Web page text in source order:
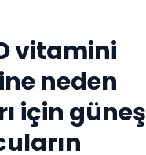
vitamini
neden
için güneş